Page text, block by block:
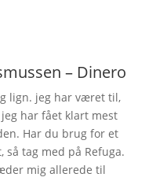
– Dinero
lign. jeg har været til,
har fået klart mest
Har du brug for et
tag med på Refuga.
mig allerede til